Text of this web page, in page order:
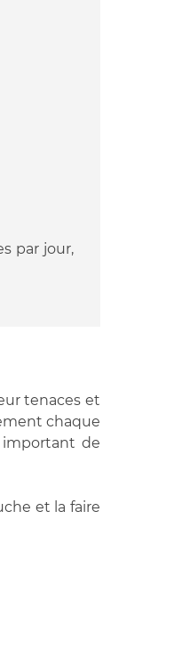
par jour,
tenaces et
chaque
de
et la faire